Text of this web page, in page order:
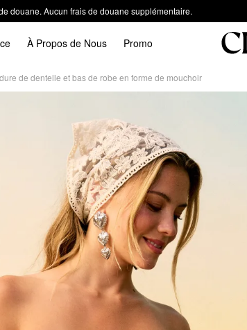
douane. Aucun frais de douane supplémentaire.
À Propos de Nous Promo
de dentelle et bas de robe en forme de mouchoir